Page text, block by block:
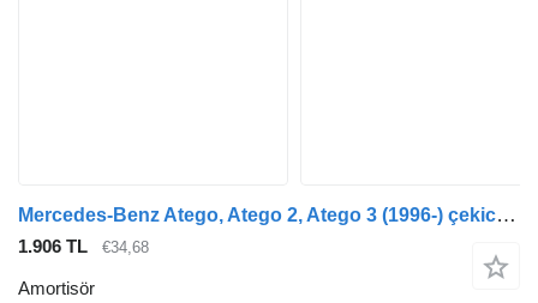
Mercedes-Benz Atego, Atego 2, Atego 3 (1996-) çekici için Mercedes-Benz atego 2 815 (01.04-) A9723250226 amortisör
1.906 TL €34,68
Amortisör